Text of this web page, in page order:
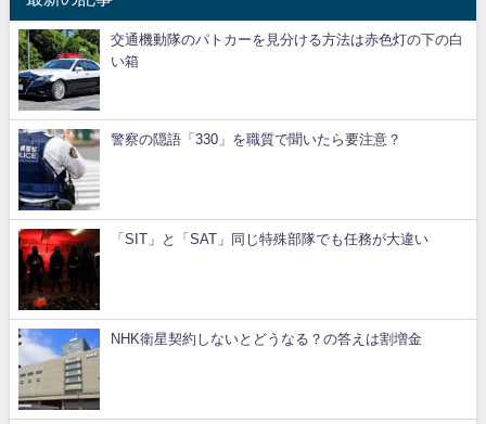
交通機動隊のパトカーを見分ける方法は赤色灯の下の白
い箱
警察の隠語「330」を職質で聞いたら要注意？
「SIT」と「SAT」同じ特殊部隊でも任務が大違い
NHK衛星契約しないとどうなる？の答えは割増金